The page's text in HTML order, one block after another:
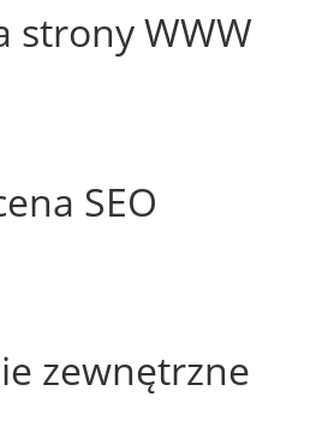
strony WWW
SEO
zewnętrzne